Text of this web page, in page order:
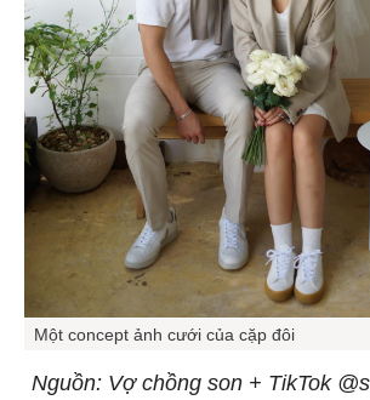
Một concept ảnh cưới của cặp đôi
Nguồn: Vợ chồng son + TikTok